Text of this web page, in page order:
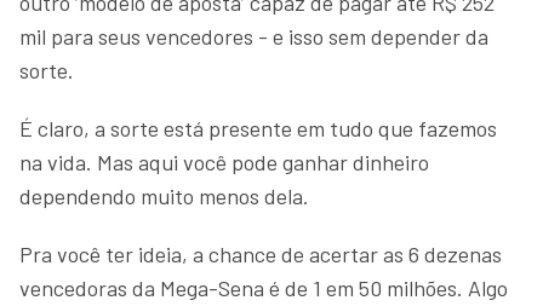
mil para seus vencedores - e isso sem depender da
sorte.
É claro, a sorte está presente em tudo que fazemos
na vida. Mas aqui você pode ganhar dinheiro
dependendo muito menos dela.
Pra você ter ideia, a chance de acertar as 6 dezenas
vencedoras da Mega-Sena é de 1 em 50 milhões. Algo